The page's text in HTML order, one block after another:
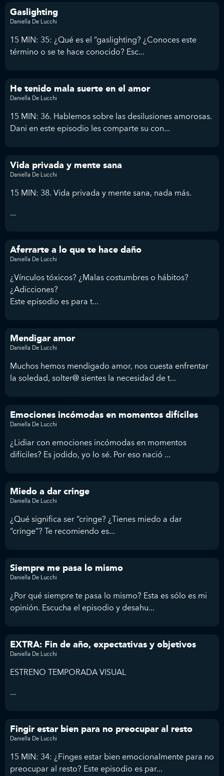
Gaslighting
Daniella De Lucchi
15 MIN: 35: ¿Qué es el “gaslighting? ¿Conoces este
término o se te hace conocido? Esc...
He tenido mala suerte en el amor
Daniella De Lucchi
15 MIN: 36. Hablemos sobre las desilusiones amorosas.
Dani en este episodio les comparte su con...
Vida privada y mente sana
Daniella De Lucchi
15 MIN: 38. Vida privada y mente sana, nada más.
...
Aferrarte a lo que te hace daño
Daniella De Lucchi
¿Vínculos tóxicos? ¿Malas costumbres o hábitos?
¿Adicciones?
Este episodio es para t...
Mendigar amor
Daniella De Lucchi
Muchos hemos mendigado amor, nos cuesta enfrentar
la soledad, solter@ sientes la necesidad de t...
Emociones incómodas en momentos difíciles
Daniella De Lucchi
¿Lidiar con emociones incómodas en momentos
difíciles? Es jodido, yo lo sé. Por eso nació ...
Miedo a dar cringe
Daniella De Lucchi
¿Qué significa ser “cringe? ¿Tienes miedo a dar
“cringe”? Te recomiendo es...
Siempre me pasa lo mismo
Daniella De Lucchi
¿Por qué siempre te pasa lo mismo? Esta es sólo es mi
opinión. Escucha el episodio y desahu...
EXTRA: Fin de año, expectativas y objetivos
Daniella De Lucchi
ESTRENO TEMPORADA VISUAL
...
Fingir estar bien para no preocupar al resto
Daniella De Lucchi
15 MIN: 34: ¿Finges estar bien emocionalmente para no
preocupar al resto? Este episodio es par...